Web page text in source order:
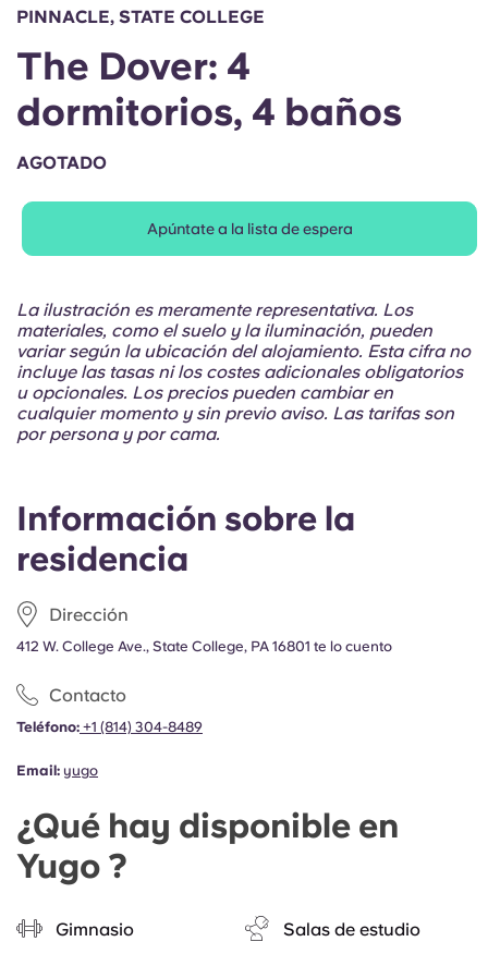
Chinese
Español
Italian
French
Portuguese
Iniciar sesión
Información sobre la
residencia
Dirección
412 W. College Ave., State College, PA 16801 te lo cuento
Contacto
Teléfono: +1 (814) 304-8489
Email: yugo
¿Qué hay disponible en
Yugo ?
Gimnasio Salas de estudio
PINNACLE, STATE COLLEGE
The Dover: 4
dormitorios, 4 baños
AGOTADO
Apúntate a la lista de espera
La ilustración es meramente representativa. Los
materiales, como el suelo y la iluminación, pueden
variar según la ubicación del alojamiento. Esta cifra no
incluye las tasas ni los costes adicionales obligatorios
u opcionales. Los precios pueden cambiar en
cualquier momento y sin previo aviso. Las tarifas son
por persona y por cama.